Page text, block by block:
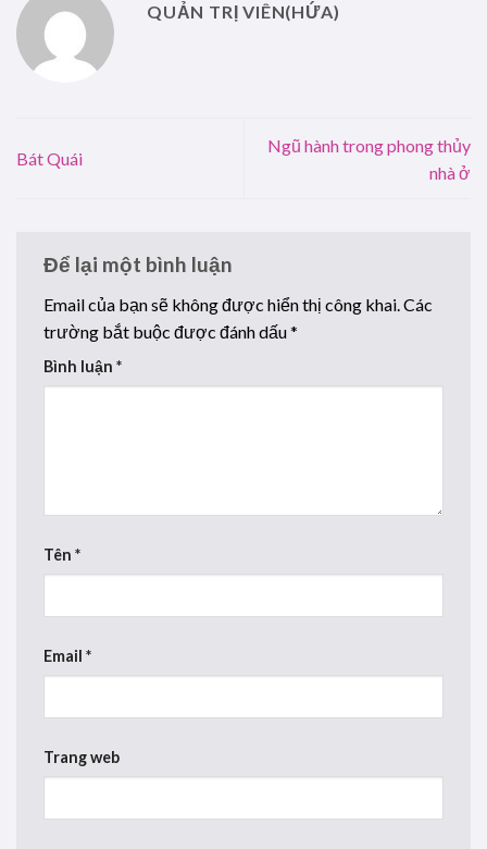
QUẢN TRỊ VIÊN(HỨA)
Bát Quái
Ngũ hành trong phong thủy
nhà ở
Để lại một bình luận
Email của bạn sẽ không được hiển thị công khai.Các
trường bắt buộc được đánh dấu*
Bình luận *
Tên *
Email *
Trang web